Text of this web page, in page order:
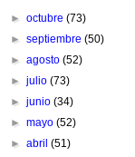
►octubre(73)
►septiembre(50)
►agosto(52)
►julio(73)
►junio(34)
►mayo(52)
►abril(51)